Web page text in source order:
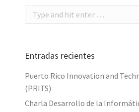
Search:
Entradas recientes
Puerto Rico Innovation and
(PRITS)
Charla Desarrollo de la